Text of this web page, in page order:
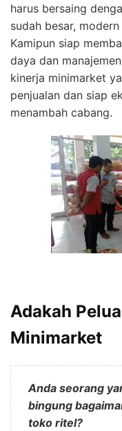
harus bersaing
sudah besar,
Kamipun siap
daya dan
kinerja minimarket
penjualan dan siap
menambah cabang.
Adakah
Minimarket
Anda seorang
bingung
toko ritel?